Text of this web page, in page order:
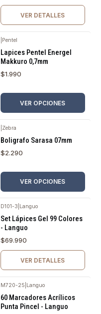
VER DETALLES
Pentel
Lapices Pentel Energel
Makkuro 0,7mm
$1.990
VER OPCIONES
Zebra
Boligrafo Sarasa 07mm
$2.290
VER OPCIONES
D101-3 Languo
Set Lápices Gel 99 Colores
- Languo
$69.990
VER DETALLES
M720-25 Languo
60 Marcadores Acrílicos
Punta Pincel - Languo